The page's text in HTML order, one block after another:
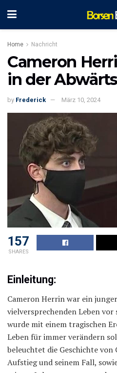
Home Nachricht
Cameron
in der
by Frederick März 10, 2024
157
SHARES
Einleitung:
Cameron Herrin war ein
vielversprechenden Leben vor
wurde mit einem tragischen
Leben für immer verändern
beleuchtet die Geschichte von
Aufstieg und seinem Fall,